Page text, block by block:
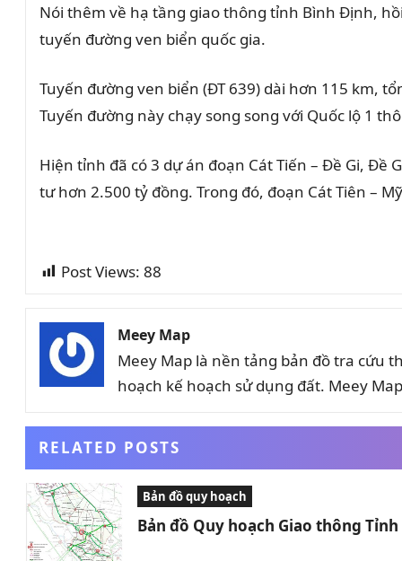
Nói thêm về hạ tầng giao thông tỉnh Bình Định,
tuyến đường ven biển quốc gia.
Tuyến đường ven biển (ĐT 639) dài hơn 115 km,
Tuyến đường này chạy song song với Quốc lộ 1
Hiện tỉnh đã có 3 dự án đoạn Cát Tiến – Đề Gi, Đề
tư hơn 2.500 tỷ đồng. Trong đó, đoạn Cát Tiên –
Post Views: 88
Meey Map
Meey Map là nền tảng bản đồ tra cứu
hoạch kế hoạch sử dụng đất. Meey
RELATED POSTS
Bản đồ quy hoạch
Bản đồ Quy hoạch Giao thông